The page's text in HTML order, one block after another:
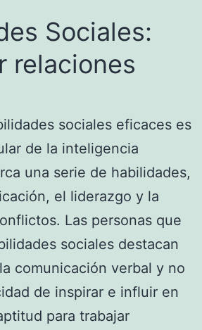
Sociales:
relaciones
sociales eficaces es
de la inteligencia
una serie de habilidades,
el liderazgo y la
Las personas que
sociales destacan
comunicación verbal y no
de inspirar e influir en
para trabajar